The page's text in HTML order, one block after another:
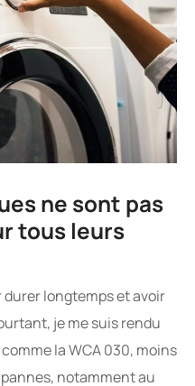
ne sont pas
tous leurs
durer longtemps et avoir
je me suis rendu
la WCA 030, moins
notamment au